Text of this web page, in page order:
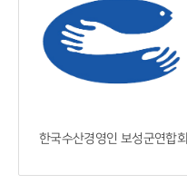
한국수산경영인 보성군연합회